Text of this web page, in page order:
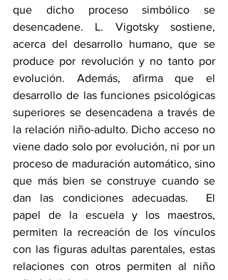
que dicho proceso simbólico se
desencadene. L. Vigotsky sostiene,
acerca del desarrollo humano, que se
produce por revolución y no tanto por
evolución. Además, afirma que el
desarrollo de las funciones psicológicas
superiores se desencadena a través de
la relación niño-adulto. Dicho acceso no
viene dado solo por evolución, ni por un
proceso de maduración automático, sino
que más bien se construye cuando se
dan las condiciones adecuadas.  El
papel de la escuela y los maestros,
permiten la recreación de los vínculos
con las figuras adultas parentales, estas
relaciones con otros permiten al niño